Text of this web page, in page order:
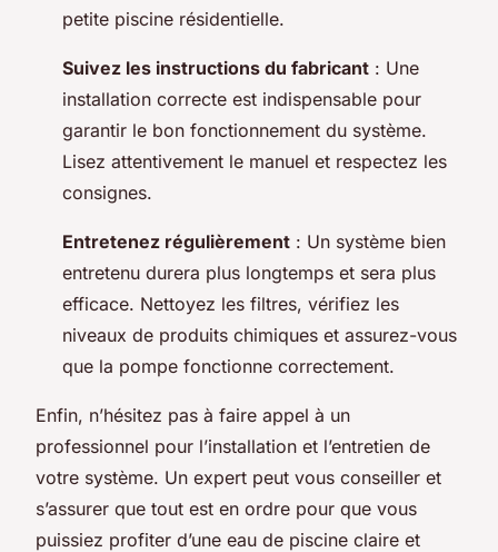
petite piscine résidentielle.
Suivez les instructions du fabricant : Une
installation correcte est indispensable pour
garantir le bon fonctionnement du système.
Lisez attentivement le manuel et respectez les
consignes.
Entretenez régulièrement : Un système bien
entretenu durera plus longtemps et sera plus
efficace. Nettoyez les filtres, vérifiez les
niveaux de produits chimiques et assurez-vous
que la pompe fonctionne correctement.
Enfin, n’hésitez pas à faire appel à un
professionnel pour l’installation et l’entretien de
votre système. Un expert peut vous conseiller et
s’assurer que tout est en ordre pour que vous
puissiez profiter d’une eau de piscine claire et